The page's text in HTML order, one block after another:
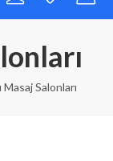
Masaj Salonları